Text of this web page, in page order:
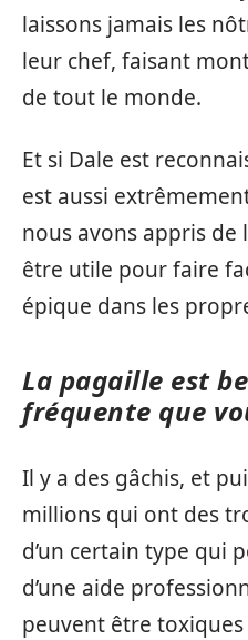
laissons jamais les
leur chef, faisant
de tout le monde.
Et si Dale est
est aussi
nous avons appris de
être utile pour faire
épique dans les
La pagaille est
fréquente que
Il y a des gâchis, et
millions qui ont des
d’un certain type qui
d’une aide
peuvent être